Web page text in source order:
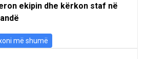
ekipin dhe kërkon staf në
më shumë